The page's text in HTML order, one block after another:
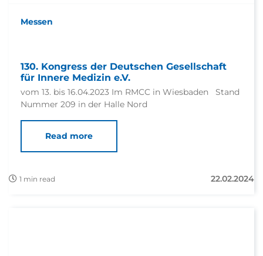
Messen
130. Kongress der Deutschen Gesellschaft
für Innere Medizin e.V.
vom 13. bis 16.04.2023 Im RMCC in Wiesbaden Stand
Nummer 209 in der Halle Nord
Read more
1 min read 22.02.2024